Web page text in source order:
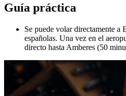
Guía práctica
Se puede volar directamente a
españolas. Una vez en el
directo hasta Amberes (50